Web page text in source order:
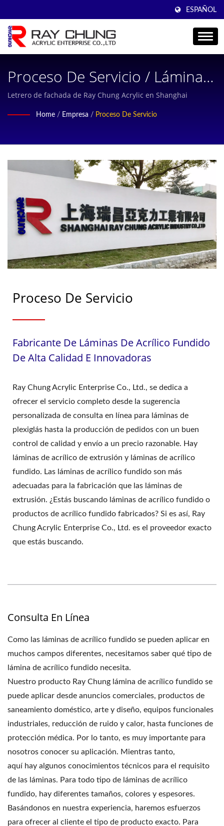
ESPAÑOL
Proceso De Servicio / Lámina
De Acrílico Fundido
Profesional, Lámina De Acrílico
Lámina Transparente De
PMMA, Fabricante Por 36 Años
En Taiwán | Ray Chung
Letrero de fachada de Ray Chung Acrylic en Shanghai
Home / Empresa / Proceso De Servicio
Proceso De Servicio
Fabricante De Láminas De Acrílico Fundido
De Alta Calidad E Innovadoras
Ray Chung Acrylic Enterprise Co., Ltd., se dedica a
ofrecer el servicio completo desde la sugerencia
personalizada de consulta en línea para láminas de
plexiglás hasta la producción de pedidos con un buen
control de calidad y envío a un precio razonable. Hay
láminas de acrílico de extrusión y láminas de acrílico
fundido. Las láminas de acrílico fundido son más
adecuadas para la fabricación que las láminas de
extrusión. ¿Estás buscando láminas de acrílico fundido o
productos de acrílico fundido fabricados? Si es así, Ray
Chung Acrylic Enterprise Co., Ltd. es el proveedor exacto
que estás buscando.
Consulta En Línea
Como las láminas de acrílico fundido se pueden aplicar en
muchos campos diferentes, necesitamos saber qué tipo de
lámina de acrílico fundido necesita.
Nuestro producto Ray Chung lámina de acrílico fundido se
puede aplicar desde anuncios comerciales, productos de
saneamiento doméstico, arte y diseño, equipos funcionales
industriales, reducción de ruido y calor, hasta funciones de
protección médica. Por lo tanto, es muy importante para
nosotros conocer su aplicación. Mientras tanto,
aquí hay algunos conocimientos técnicos para el requisito
de las láminas. Para todo tipo de láminas de acrílico
fundido, hay diferentes tamaños, colores y espesores.
Basándonos en nuestra experiencia, haremos esfuerzos
para ofrecer al cliente el tipo de producto exacto. Para